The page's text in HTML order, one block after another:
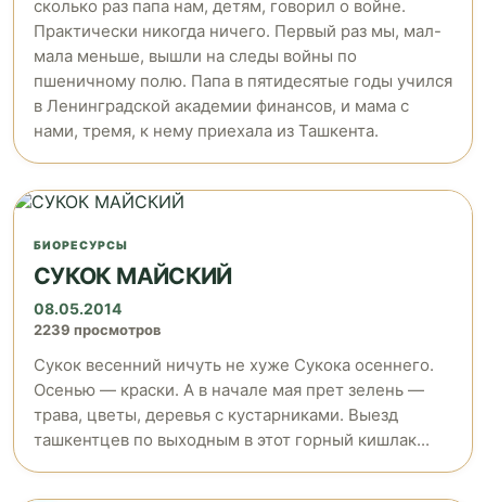
сколько раз папа нам, детям, говорил о войне.
Практически никогда ничего. Первый раз мы, мал-
мала меньше, вышли на следы войны по
пшеничному полю. Папа в пятидесятые годы учился
в Ленинградской академии финансов, и мама с
нами, тремя, к нему приехала из Ташкента.
БИОРЕСУРСЫ
CУКОК МАЙСКИЙ
08.05.2014
2239 просмотров
Сукок весенний ничуть не хуже Сукока осеннего.
Осенью — краски. А в начале мая прет зелень —
трава, цветы, деревья с кустарниками. Выезд
ташкентцев по выходным в этот горный кишлак...